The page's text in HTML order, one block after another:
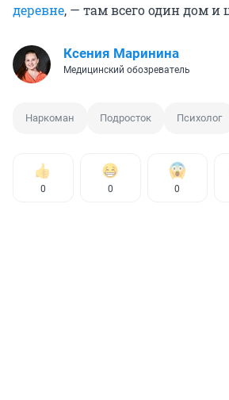
деревне, — там всего один дом и
Ксения Маринина
Медицинский обозреватель
Наркоман Подросток Психолог
0 0 0